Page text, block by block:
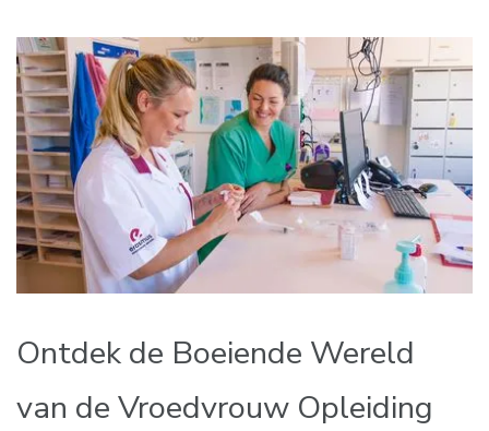
Ontdek de Boeiende Wereld
van de Vroedvrouw Opleiding